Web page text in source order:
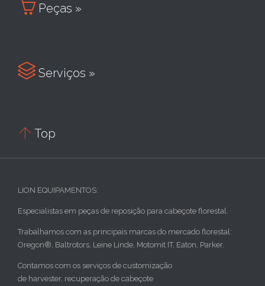
 Peças »
 Serviços »
 Top
LION EQUIPAMENTOS:
Especialistas em peças de reposição para cabeçote florestal.
Trabalhamos com as principais marcas do mercado florestal:
Oregon®, Baltrotors, Leine Linde, Motomit IT, Eaton, Parker.
Contamos com os serviços de customização
de harvester, recuperação de cabeçote